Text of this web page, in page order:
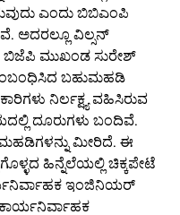
ಎಂದು ಬಿಬಿಎಂಪಿ
ಅದರಲ್ಲೂ ವಿಲ್ಸನ್
ಬಹುಮಹಡಿ
ನಿರ್ಲಕ್ಷ್ಯ ವಹಿಸಿರುವ
ದೂರುಗಳು ಬಂದಿವೆ.
ಮಹಡಿಗಳನ್ನು ಮೀರಿದೆ. ಈ
ಹಿನ್ನೆಲೆಯಲ್ಲಿ ಚಿಕ್ಕಪೇಟೆ
ಇಂಜಿನಿಯರ್